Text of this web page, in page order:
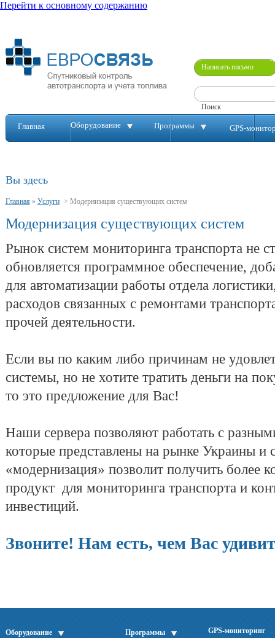
Перейти к основному содержанию
Написать письмо
Главная Оборудование Программы GPS-
Вы здесь
Главная» Услуги > Модернизация существующих систем
Модернизация существующих систем
Рынок систем мониторинга транспорта не
обновляется программное обеспечение,
для автоматизации работы отдела
расходов связанных с ремонтами
прочей деятельности.
Если вы по каким либо причинам не
системы, но не хотите тратить деньги на
то это предложение для Вас!
Наши сервера позволяют работать с
которые представлены на рынке Украины и
«модернизация» позволит получить более
продукт для мониторинга транспорта и
инвестиций.
Звоните! Нам есть, чем Вас
Оборудование Программы GPS-мониторинг